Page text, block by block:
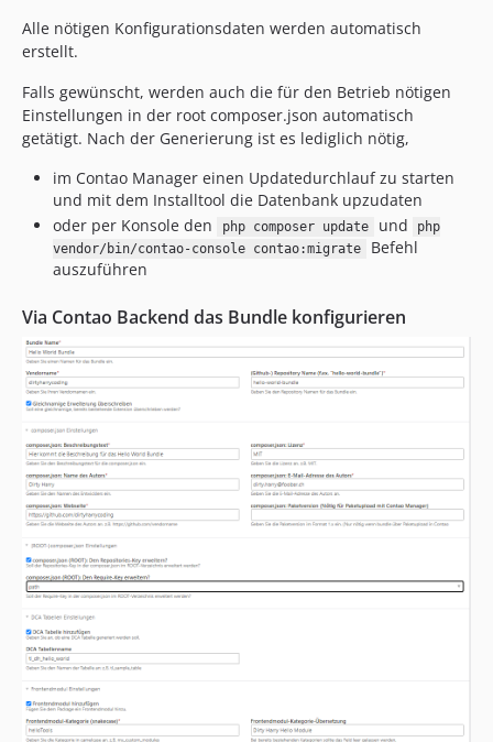
1.4.4
1.4.2
1.4.1
1.3.10
1.3.8
1.3.7
1.3.4
1.3.3
1.3.2
1.3.1
1.3.0
1.2.30
1.2.29
1.2.28
1.2.27
1.2.26
1.2.25
1.2.24
1.2.23
1.2.22
Alle nötigen Konfigurationsdaten werden automatisch
erstellt.
Falls gewünscht, werden auch die für den Betrieb nötigen
Einstellungen in der root composer.json automatisch
getätigt. Nach der Generierung ist es lediglich nötig,
im Contao Manager einen Updatedurchlauf zu starten
und mit dem Installtool die Datenbank upzudaten
oder per Konsole den
php composer update und
php
vendor/bin/contao-console contao:migrate
Befehl
auszuführen
Via Contao Backend das Bundle konfigurieren